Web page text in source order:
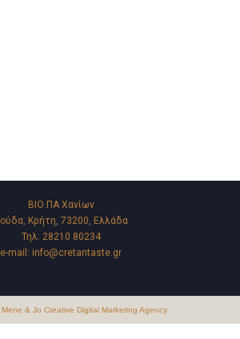
ΒΙΟ.ΠΑ Χανίων
Κρήτη, 73200, Ελλάδα
Τηλ: 28210 80234
e-mail: info@cretantaste.gr
& Jo Creative Digital Marketing Agency